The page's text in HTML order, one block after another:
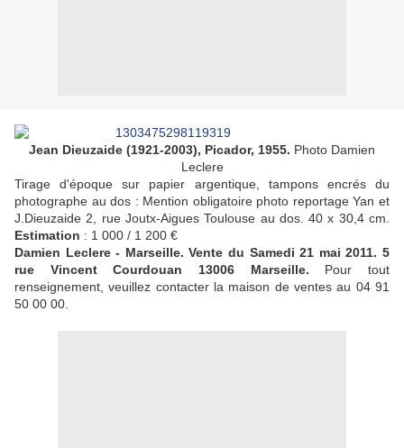
Jean Dieuzaide (1921-2003), Picador, 1955. Photo Damien
Leclere
Tirage d'époque sur papier argentique, tampons encrés du
photographe au dos : Mention obligatoire photo reportage Yan et
J.Dieuzaide 2, rue Joutx-Aigues Toulouse au dos. 40 x 30,4 cm.
Estimation : 1 000 / 1 200 €
Damien Leclere - Marseille. Vente du Samedi 21 mai 2011. 5
rue Vincent Courdouan 13006 Marseille. Pour tout
renseignement, veuillez contacter la maison de ventes au 04 91
50 00 00.